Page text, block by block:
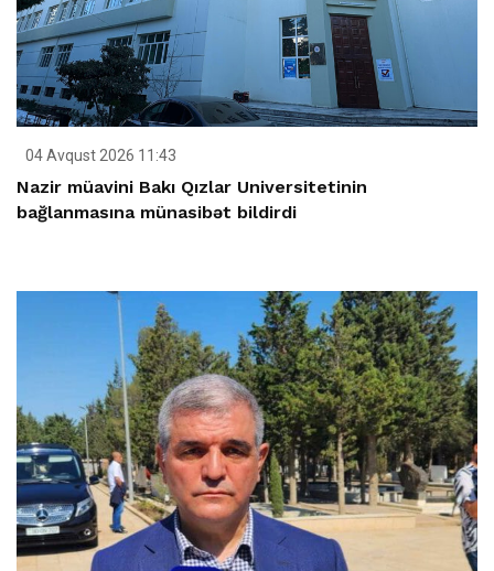
04 Avqust 2026 11:43
Nazir müavini Bakı Qızlar Universitetinin
bağlanmasına münasibət bildirdi